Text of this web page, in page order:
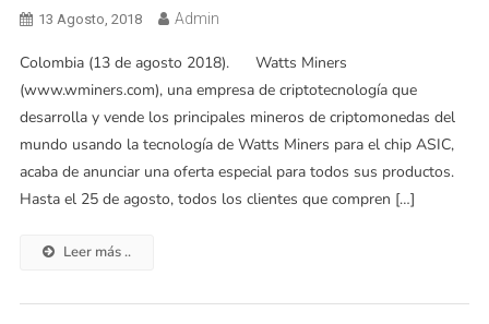
13 Agosto, 2018 Admin
Colombia (13 de agosto 2018). Watts Miners
(www.wminers.com), una empresa de criptotecnología que
desarrolla y vende los principales mineros de criptomonedas del
mundo usando la tecnología de Watts Miners para el chip ASIC,
acaba de anunciar una oferta especial para todos sus productos.
Hasta el 25 de agosto, todos los clientes que compren […]
Leer más ..